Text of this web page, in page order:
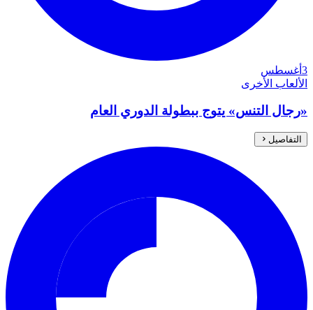
3 أغسطس
الألعاب الأخرى
«رجال التنس» يتوج ببطولة الدوري العام
التفاصيل